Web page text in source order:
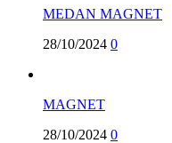
MEDAN MAGNET
28/10/2024 0
MAGNET
28/10/2024 0